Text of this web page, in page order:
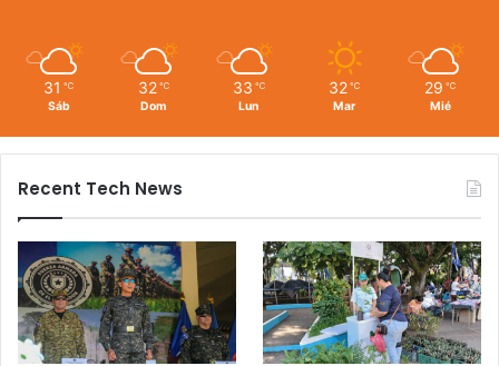
31 ℃
Sáb
32 ℃
Dom
33 ℃
Lun
32 ℃
Mar
29 ℃
Mié
Recent Tech News